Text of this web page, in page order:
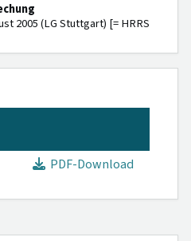
2005 (LG Stuttgart) [= HRRS
PDF-Download